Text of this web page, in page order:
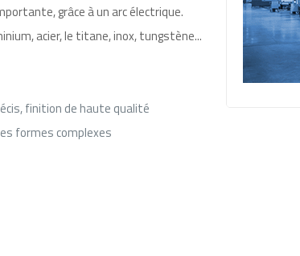
grâce à un arc électrique.
acier, le titane, inox, tungstène...
finition de haute qualité
formes complexes